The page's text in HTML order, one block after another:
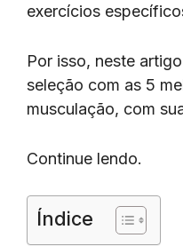
exercícios
Por isso, neste
seleção com as 5
musculação, com
Continue lendo.
Índice